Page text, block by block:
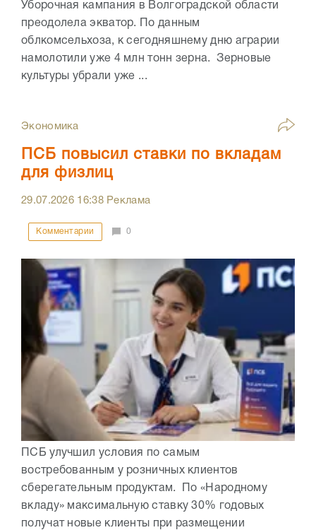
Уборочная кампания в Волгоградской области
преодолела экватор. По данным
облкомсельхоза, к сегодняшнему дню аграрии
намолотили уже 4 млн тонн зерна. Зерновые
культуры убрали уже ...
Экономика
ПСБ повысил ставки по вкладам
для физлиц
29.07.2026 16:38Реклама
Комментарии 0
ПСБ улучшил условия по самым
востребованным у розничных клиентов
сберегательным продуктам. По «Народному
вкладу» максимальную ставку 30% годовых
получат новые клиенты при размещении